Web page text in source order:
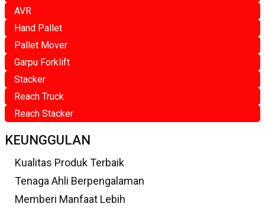
AVR
Hand Pallet
Pallet Mover
Garpu Forklift
Stacker
Reach Truck
Reach Stacker
KEUNGGULAN
Kualitas Produk Terbaik
Tenaga Ahli Berpengalaman
Memberi Manfaat Lebih